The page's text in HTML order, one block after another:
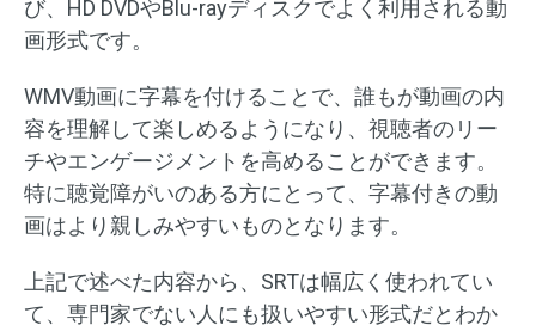
び、HD DVDやBlu-rayディスクでよく利用される動
画形式です。
WMV動画に字幕を付けることで、誰もが動画の内
容を理解して楽しめるようになり、視聴者のリー
チやエンゲージメントを高めることができます。
特に聴覚障がいのある方にとって、字幕付きの動
画はより親しみやすいものとなります。
上記で述べた内容から、SRTは幅広く使われてい
て、専門家でない人にも扱いやすい形式だとわか